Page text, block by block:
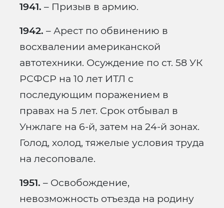
1941. – Призыв в армию.
1942. – Арест по обвинению в
восхвалении американской
автотехники. Осуждение по ст. 58 УК
РСФСР на 10 лет ИТЛ с
последующим поражением в
правах на 5 лет. Срок отбывал в
Унжлаге на 6-й, затем на 24-й зонах.
Голод, холод, тяжелые условия труда
на лесоповале.
1951. – Освобождение,
невозможность отъезда на родину